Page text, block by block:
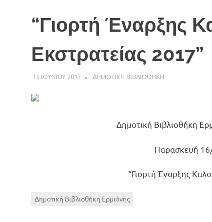
“Γιορτή Έναρξης
Εκστρατείας 2017”
15 ΙΟΥΝΙΟΥ 2017 ADMINISTRATOR
ΔΗΜΟΤΙΚΗ ΒΙΒΛΙΟΘΗΚΗ
Δημοτική Βιβλιοθήκη
Παρασκευή
“Γιορτή Έναρξης
Δημοτική Βιβλιοθήκη Ερμιόνης